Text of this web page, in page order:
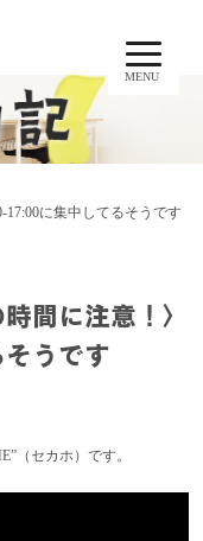
MENU
17:00に集中してるそうです
間に注意！〉
うです
（セカホ）です。